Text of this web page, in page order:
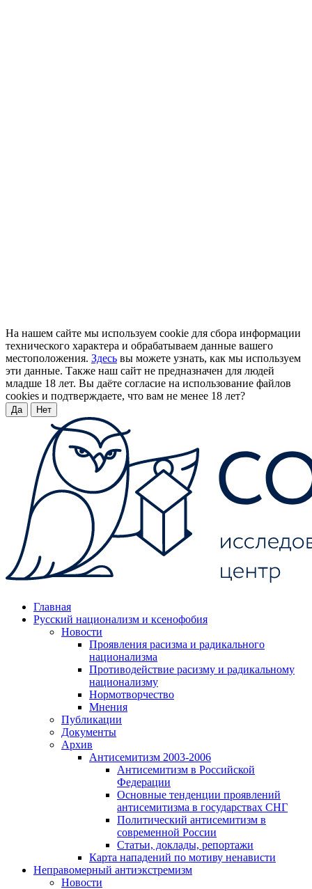
На нашем сайте мы используем cookie для сбора информации
технического характера и обрабатываем данные вашего
местоположения. Здесь вы можете узнать, как мы используем
эти данные. Также наш сайт не предназначен для людей
младше 18 лет. Вы даёте согласие на использование файлов
cookies и подтверждаете, что вам не менее 18 лет?
Да Нет
Главная
Русский национализм и ксенофобия
Новости
Проявления расизма и радикального
национализма
Противодействие расизму и радикальному
национализму
Нормотворчество
Мнения
Публикации
Документы
Архив
Антисемитизм 2003-2006
Антисемитизм в Российской
Федерации
Основные тенденции проявлений
антисемитизма в государствах СНГ
Политический антисемитизм в
современной России
Статьи, доклады, репортажи
Карта нападений по мотиву ненависти
Неправомерный антиэкстремизм
Новости